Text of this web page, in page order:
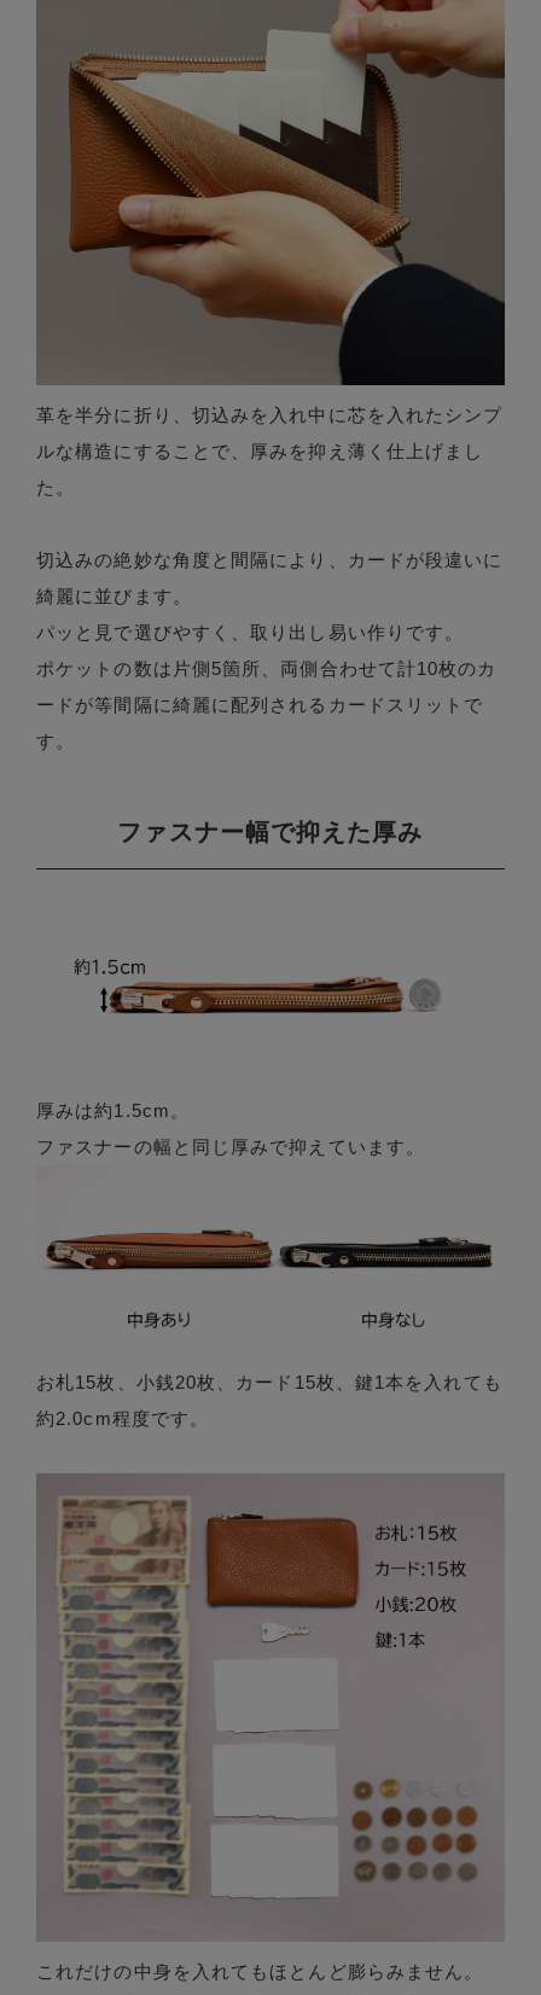
革を半分に折り、切込みを入れ中に芯を入れたシンプ
ルな構造にすることで、厚みを抑え薄く仕上げまし
た。
切込みの絶妙な角度と間隔により、カードが段違いに
綺麗に並びます。
パッと見で選びやすく、取り出し易い作りです。
ポケットの数は片側5箇所、両側合わせて計10枚のカ
ードが等間隔に綺麗に配列されるカードスリットで
す。
ファスナー幅で抑えた厚み
厚みは約1.5cm。
ファスナーの幅と同じ厚みで抑えています。
お札15枚、小銭20枚、カード15枚、鍵1本を入れても
約2.0cm程度です。
これだけの中身を入れてもほとんど膨らみません。